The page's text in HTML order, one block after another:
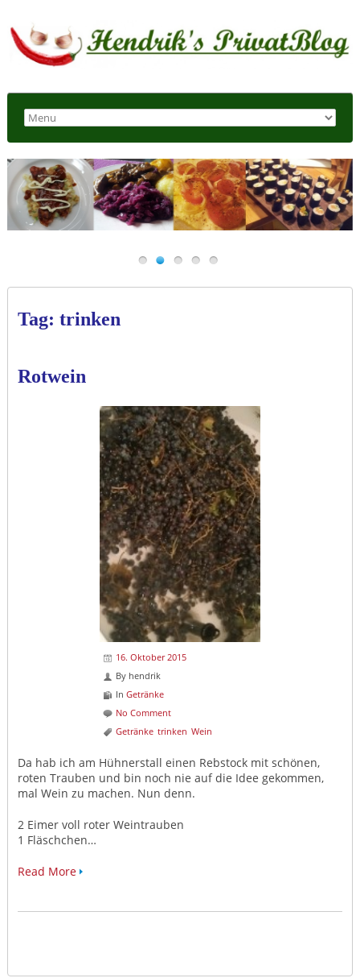
Tag: trinken
Rotwein
16. Oktober 2015
By hendrik
In Getränke
No Comment
Getränke trinken Wein
Da hab ich am Hühnerstall einen Rebstock mit schönen,
roten Trauben und bin noch nie auf die Idee gekommen,
mal Wein zu machen. Nun denn.
2 Eimer voll roter Weintrauben
1 Fläschchen…
Read More